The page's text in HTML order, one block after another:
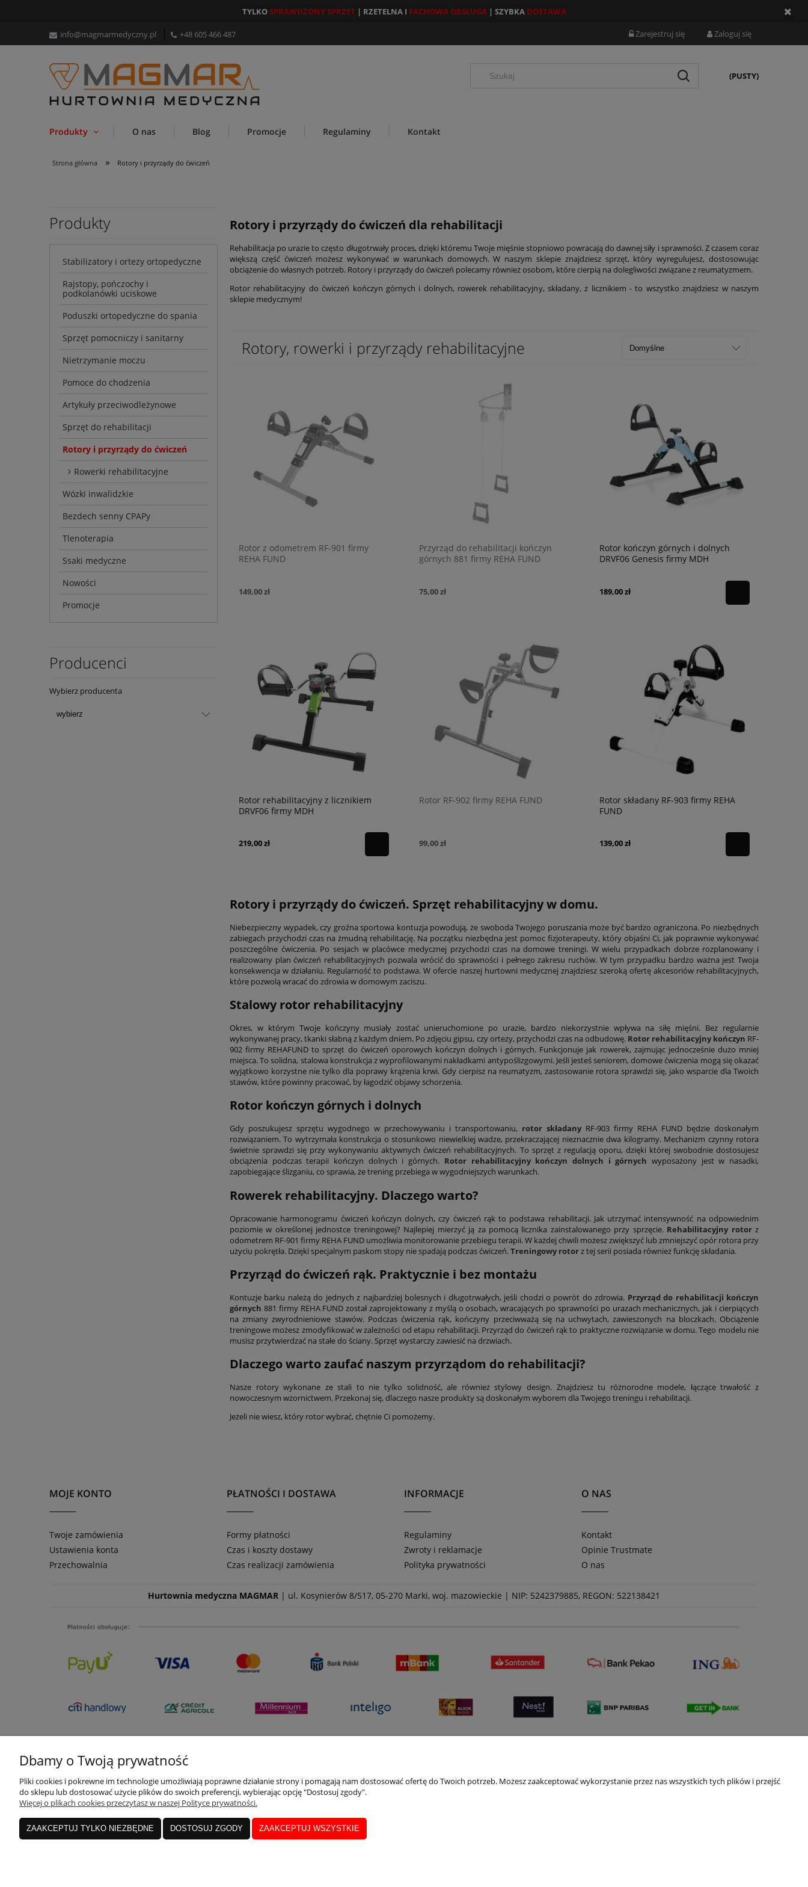
TYLKOSPRAWDZONY SPRZĘT| RZETELNA I FACHOWA OBSŁUGA| SZYBKA DOSTAWA
info@magmarmedyczny.pl +48 605 466 487 Zarejestruj się Zaloguj się
(PUSTY)
Produkty O nas Blog Promocje Regulaminy Kontakt
Strona główna » Rotory i przyrządy do ćwiczeń
Produkty
Stabilizatory i ortezy ortopedyczne
Rajstopy, pończochy i
podkolanówki uciskowe
Poduszki ortopedyczne do spania
Sprzęt pomocniczy i sanitarny
Nietrzymanie moczu
Pomoce do chodzenia
Artykuły przeciwodleżynowe
Sprzęt do rehabilitacji
Rotory i przyrządy do ćwiczeń
Rowerki rehabilitacyjne
Wózki inwalidzkie
Bezdech senny CPAPy
Tlenoterapia
Ssaki medyczne
Nowości
Promocje
Producenci
Wybierz producenta
Rotory i przyrządy do ćwiczeń dla rehabilitacji
Rehabilitacja po urazie to często długotrwały proces, dzięki któremu Twoje mięśnie stopniowo powracają do dawnej siły i sprawności. Z czasem coraz
większą część ćwiczeń możesz wykonywać w warunkach domowych. W naszym sklepie znajdziesz sprzęt, który wyregulujesz, dostosowując
obciążenie do własnych potrzeb. Rotory i przyrządy do ćwiczeń polecamy również osobom, które cierpią na dolegliwości związane z reumatyzmem.
Rotor rehabilitacyjny do ćwiczeń kończyn górnych i dolnych, rowerek rehabilitacyjny, składany, z licznikiem - to wszystko znajdziesz w naszym
sklepie medycznym!
Rotory, rowerki i przyrządy rehabilitacyjne
Rotor z odometrem RF-901 firmy
REHA FUND
149,00 zł
Przyrząd do rehabilitacji kończyn
górnych 881 firmy REHA FUND
75,00 zł
Rotor kończyn górnych i dolnych
DRVF06 Genesis firmy MDH
189,00 zł
Rotor rehabilitacyjny z licznikiem
DRVF06 firmy MDH
219,00 zł
Rotor RF-902 firmy REHA FUND
99,00 zł
Rotor składany RF-903 firmy REHA
FUND
139,00 zł
Rotory i przyrządy do ćwiczeń. Sprzęt rehabilitacyjnyw domu.
Niebezpieczny wypadek, czy groźna sportowa kontuzja powodują, że swoboda Twojego poruszania może być bardzo ograniczona. Po niezbędnych
zabiegach przychodzi czas na żmudną rehabilitację. Na początku niezbędna jest pomoc fizjoterapeuty, który objaśni Ci, jak poprawnie wykonywać
poszczególne ćwiczenia. Po sesjach w placówce medycznej przychodzi czas na domowe treningi. W wielu przypadkach dobrze rozplanowany i
realizowany plan ćwiczeń rehabilitacyjnych pozwala wrócić do sprawności i pełnego zakresu ruchów. W tym przypadku bardzo ważna jest Twoja
konsekwencja w działaniu. Regularność to podstawa. W ofercie naszej hurtowni medycznej znajdziesz szeroką ofertę akcesoriów rehabilitacyjnych,
które pozwolą wracać do zdrowia w domowym zaciszu.
Stalowy rotor rehabilitacyjny
Okres, w którym Twoje kończyny musiały zostać unieruchomione po urazie, bardzo niekorzystnie wpływa na siłę mięśni. Bez regularnie
wykonywanej pracy, tkanki słabną z każdym dniem. Po zdjęciu gipsu, czy ortezy, przychodzi czas na odbudowę. Rotor rehabilitacyjny kończyn RF-
902 firmy REHAFUND to sprzęt do ćwiczeń oporowych kończyn dolnych i górnych. Funkcjonuje jak rowerek, zajmując jednocześnie dużo mniej
miejsca. To solidna, stalowa konstrukcja z wyprofilowanymi nakładkami antypoślizgowymi. Jeśli jesteś seniorem, domowe ćwiczenia mogą się okazać
wyjątkowo korzystne nie tylko dla poprawy krążenia krwi. Gdy cierpisz na reumatyzm, zastosowanie rotora sprawdzi się, jako wsparcie dla Twoich
stawów, które powinny pracować, by łagodzić objawy schorzenia.
Rotor kończyn górnych i dolnych
Gdy poszukujesz sprzętu wygodnego w przechowywaniu i transportowaniu, rotor składany RF-903 firmy REHA FUND będzie doskonałym
rozwiązaniem. To wytrzymała konstrukcja o stosunkowo niewielkiej wadze, przekraczającej nieznacznie dwa kilogramy. Mechanizm czynny rotora
świetnie sprawdzi się przy wykonywaniu aktywnych ćwiczeń rehabilitacyjnych. To sprzęt z regulacją oporu, dzięki której swobodnie dostosujesz
obciążenia podczas terapii kończyn dolnych i górnych. Rotor rehabilitacyjny kończyn dolnych i górnych wyposażony jest w nasadki,
zapobiegające ślizganiu, co sprawia, że trening przebiega w wygodniejszych warunkach.
Rowerek rehabilitacyjny. Dlaczego warto?
Opracowanie harmonogramu ćwiczeń kończyn dolnych, czy ćwiczeń rąk to podstawa rehabilitacji. Jak utrzymać intensywność na odpowiednim
poziomie w określonej jednostce treningowej? Najlepiej mierzyć ją za pomocą licznika zainstalowanego przy sprzęcie. Rehabilitacyjny rotorz
odometrem RF-901 firmy REHA FUND umożliwia monitorowanie przebiegu terapii. W każdej chwili możesz zwiększyć lub zmniejszyć opór rotora przy
użyciu pokrętła. Dzięki specjalnym paskom stopy nie spadają podczas ćwiczeń.Treningowy rotorz tej serii posiada również funkcję składania.
Przyrząd do ćwiczeń rąk. Praktycznie i bez montażu
Kontuzje barku należą do jednych z najbardziej bolesnych i długotrwałych, jeśli chodzi o powrót do zdrowia. Przyrząd do rehabilitacji kończyn
górnych 881 firmy REHA FUND został zaprojektowany z myślą o osobach, wracających po sprawności po urazach mechanicznych, jak i cierpiących
na zmiany zwyrodnieniowe stawów. Podczas ćwiczenia rąk, kończyny przeciwważą się na uchwytach, zawieszonych na bloczkach. Obciążenie
treningowe możesz zmodyfikować w zależności od etapu rehabilitacji. Przyrząd do ćwiczeń rąk to praktyczne rozwiązanie w domu. Tego modelu nie
musisz przytwierdzać na stałe do ściany. Sprzęt wystarczy zawiesić na drzwiach.
Dlaczego warto zaufać naszym przyrządom do rehabilitacji?
Nasze rotory wykonane ze stali to nie tylko solidność, ale również stylowy design. Znajdziesz tu różnorodne modele, łączące trwałość z
nowoczesnym wzornictwem. Przekonaj się, dlaczego nasze produkty są doskonałym wyborem dla Twojego treningu i rehabilitacji.
Jeżeli nie wiesz, który rotor wybrać, chętnie Ci pomożemy.
MOJE KONTO
Twoje zamówienia
Ustawienia konta
Przechowalnia
PŁATNOŚCI I DOSTAWA
Formy płatności
Czas i koszty dostawy
Czas realizacji zamówienia
INFORMACJE
Regulaminy
Zwroty i reklamacje
Polityka prywatności
O NAS
Kontakt
Opinie Trustmate
O nas
Hurtownia medyczna MAGMAR | ul. Kosynierów 8/517, 05-270 Marki, woj. mazowieckie | NIP: 5242379885, REGON: 522138421
Dbamy o Twoją prywatność
Pliki cookies i pokrewne im technologie umożliwiają poprawne działanie strony i pomagają nam dostosować ofertę do Twoich potrzeb. Możesz zaakceptować wykorzystanie przez nas wszystkich tych plików i przejść
do sklepu lub dostosować użycie plików do swoich preferencji, wybierając opcję "Dostosuj zgody".
Więcej o plikach cookies przeczytasz w naszej Polityce prywatności.
ZAAKCEPTUJ TYLKO NIEZBĘDNE DOSTOSUJ ZGODY ZAAKCEPTUJ WSZYSTKIE